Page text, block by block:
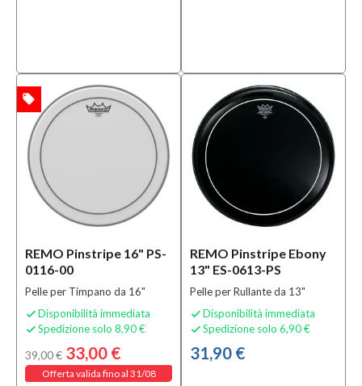
(5)
Ambassador
Classic Fit
(11)
MOSTRA
TUTTI
offerta
(72)
prodotti
disponibili
REMO Pinstripe 16" PS-
0116-00
Pelle per Timpano da 16"
 Disponibilità immediata
 Spedizione solo 8,90 €
39,00 € 33,00 €
Offerta valida fino al 31/08
local_offer
REMO Pinstripe Ebony
13" ES-0613-PS
Pelle per Rullante da 13"
 Disponibilità immediata
 Spedizione solo 6,90 €
31,90 €